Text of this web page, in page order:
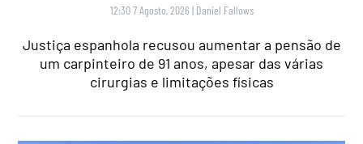
12:30 7 Agosto, 2026 | Daniel Fallows
Justiça espanhola recusou aumentar a pensão de
um carpinteiro de 91 anos, apesar das várias
cirurgias e limitações físicas